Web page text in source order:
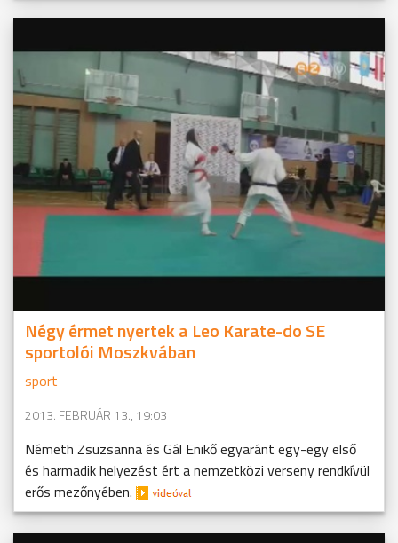
Négy érmet nyertek a Leo Karate-do SE
sportolói Moszkvában
sport
2013. FEBRUÁR 13., 19:03
Németh Zsuzsanna és Gál Enikő egyaránt egy-egy első
és harmadik helyezést ért a nemzetközi verseny rendkívül
erős mezőnyében.